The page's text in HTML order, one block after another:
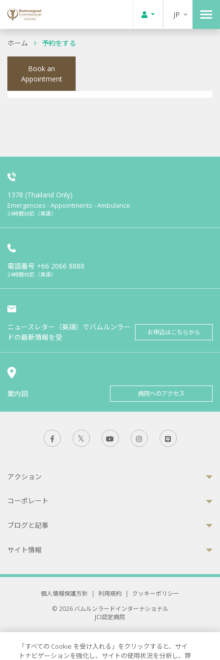
JP
ホーム 予約をする
Book an
Appointment
1378 (Thailand Only)
Emergencies - Appointments - Ambulance
24時間対応（英語）
電話番号 +66 2066 8888
24時間対応（英語）
ニュースレター（英語）でバムルンラー
ドの最新情報を受
お申込はこちらから
案内図 病院へのアクセス
アクション
コーポレート
ブログと記事
サイト情報
個人情報保護方針 | 利用規約 |
クッキーポリシー
© 2026 バムルンラードインターナショナル
JCI認定病院
All rights reserved.
「すべての Cookie を受け入れる」をクリックすると、サイ
トナビゲーションを強化し、サイトの使用状況を分析し、弊